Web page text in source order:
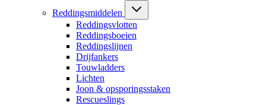
Reddingsmiddelen
Reddingsvlotten
Reddingsboeien
Reddingslijnen
Drijfankers
Touwladders
Lichten
Joon & opsporingsstaken
Rescueslings